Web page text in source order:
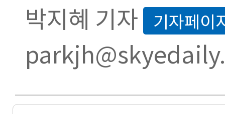
박지혜 기자 기자페이